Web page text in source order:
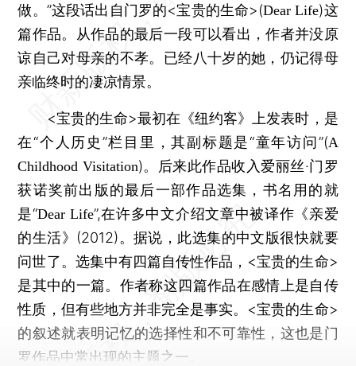
做。”这段话出自门罗的<宝贵的生命>(Dear Life)这
篇作品。从作品的最后一段可以看出，作者并没原
谅自己对母亲的不孝。已经八十岁的她，仍记得母
亲临终时的凄凉情景。
<宝贵的生命>最初在《纽约客》上发表时，是
在“个人历史”栏目里，其副标题是“童年访问”(A
Childhood Visitation)。后来此作品收入爱丽丝·门罗
获诺奖前出版的最后一部作品选集，书名用的就
是“Dear Life”,在许多中文介绍文章中被译作《亲爱
的生活》(2012)。据说，此选集的中文版很快就要
问世了。选集中有四篇自传性作品，<宝贵的生命>
是其中的一篇。作者称这四篇作品在感情上是自传
性质，但有些地方并非完全是事实。<宝贵的生命>
的叙述就表明记忆的选择性和不可靠性，这也是门
罗作品中常出现的主题之一。